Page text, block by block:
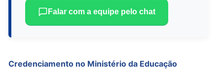
Falar com a equipe pelo chat
Credenciamento no Ministério da Educação